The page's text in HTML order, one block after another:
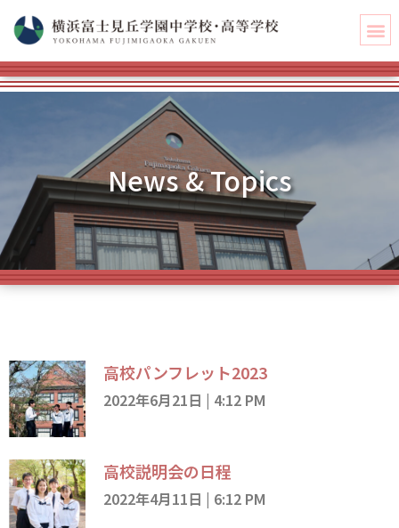
News & Topics
高校パンフレット2023
2022年6月21日 4:12 PM
高校説明会の日程
2022年4月11日 6:12 PM